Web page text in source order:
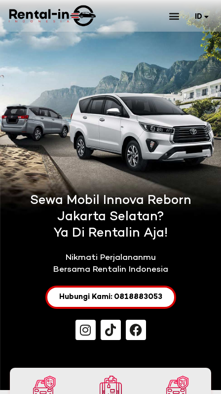
ID
EN
Sewa Mobil Innova Reborn
Jakarta Selatan?
Ya Di Rentalin Aja!
Nikmati Perjalananmu
Bersama Rentalin Indonesia
Hubungi Kami: 0818883053